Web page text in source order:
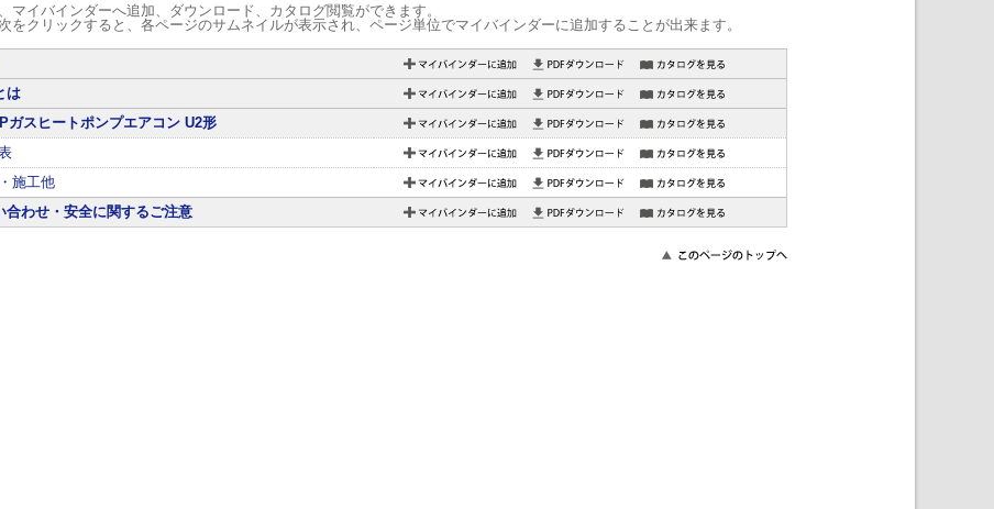
マイバインダーへ追加、ダウンロード、カタログ閲覧ができます。
をクリックすると、各ページのサムネイルが表示され、ページ単位でマイバインダーに追加することが出来ます。
は
ガスヒートポンプエアコン U2形
施工他
合わせ・安全に関するご注意